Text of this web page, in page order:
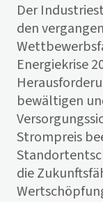
Der
den
Energiekrise
bewältigen
Strompreis
die